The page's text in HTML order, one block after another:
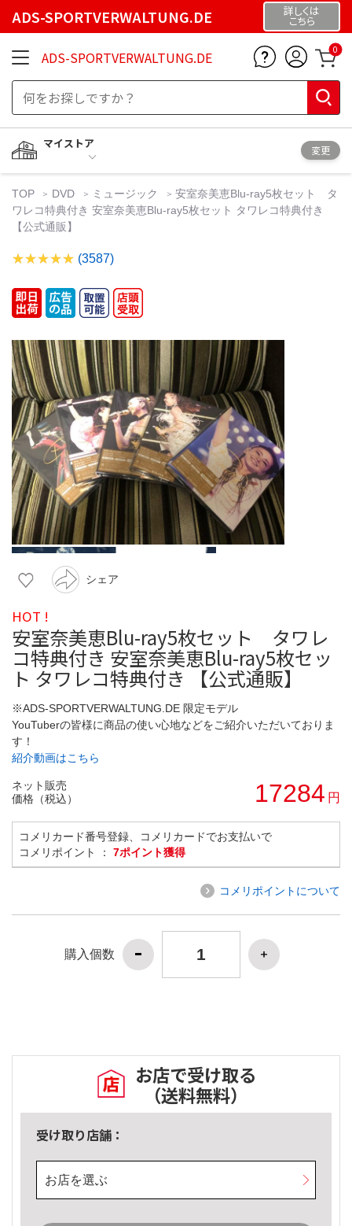
ADS-SPORTVERWALTUNG.DE 詳しくは
こちら
ADS-SPORTVERWALTUNG.DE 0
マイストア
変更
TOP DVD ミュージック
安室奈美恵Blu-ray5枚セット タ
ワレコ特典付き 安室奈美恵Blu-ray5枚セット タワレコ特典付き
【公式通販】
(3587)
シェア
HOT !
安室奈美恵Blu-ray5枚セット タワレ
コ特典付き 安室奈美恵Blu-ray5枚セッ
ト タワレコ特典付き 【公式通販】
※ADS-SPORTVERWALTUNG.DE 限定モデル
YouTuberの皆様に商品の使い心地などをご紹介いただいておりま
す！
紹介動画はこちら
ネット販売
価格（税込）
17284 円
コメリカード番号登録、コメリカードでお支払いで
コメリポイント ： 7ポイント獲得
コメリポイントについて
購入個数
お店で受け取る
（送料無料）
受け取り店舗：
お店を選ぶ